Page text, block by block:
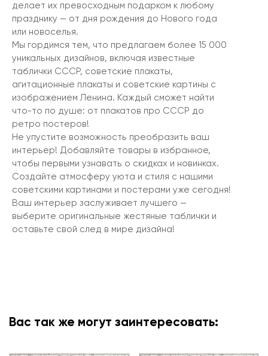
делает их превосходным подарком к любому
празднику — от дня рождения до Нового года
или новоселья.
Мы гордимся тем, что предлагаем более 15 000
уникальных дизайнов, включая известные
таблички СССР, советские плакаты,
агитационные плакаты и советские картины с
изображением Ленина. Каждый сможет найти
что-то по душе: от плакатов про СССР до
ретро постеров!
Не упустите возможность преобразить ваш
интерьер! Добавляйте товары в избранное,
чтобы первыми узнавать о скидках и новинках.
Создайте атмосферу уюта и стиля с нашими
советскими картинами и постерами уже сегодня!
Ваш интерьер заслуживает лучшего —
выберите оригинальные жестяные таблички и
оставьте свой след в мире дизайна!
Вас так же могут заинтересовать: